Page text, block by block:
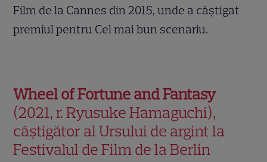
Film de la Cannes din 2015, unde a câștigat
premiul pentru Cel mai bun scenariu.
Wheel of Fortune and Fantasy
(2021, r. Ryusuke Hamaguchi),
câștigător al Ursului de argint la
Festivalul de Film de la Berlin